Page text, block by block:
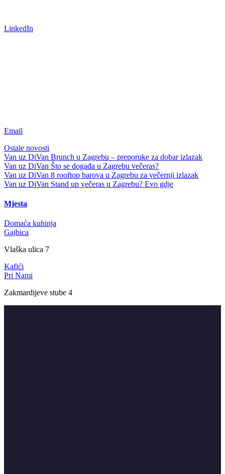
LinkedIn
Email
Ostale novosti
Van uz DiVan Brunch u Zagrebu – preporuke za dobar izlazak
Van uz DiVan Što se događa u Zagrebu večeras?
Van uz DiVan 8 rooftop barova u Zagrebu za večernji izlazak
Van uz DiVan Stand up večeras u Zagrebu? Evo gdje
Mjesta
Domaća kuhinja
Gajbica
Vlaška ulica 7
Kafići
Pri Nami
Zakmardijeve stube 4